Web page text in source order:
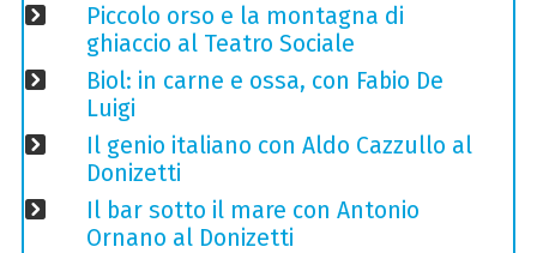
Piccolo orso e la montagna di
ghiaccio al Teatro Sociale
Biol: in carne e ossa, con Fabio De
Luigi
Il genio italiano con Aldo Cazzullo al
Donizetti
Il bar sotto il mare con Antonio
Ornano al Donizetti